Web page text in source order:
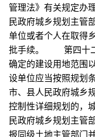
管理法》有关规定办
民政府城乡规划主
单位或者个人在取得
批手续。 第四十二
确定的建设用地范
设单位应当按照规划
市、县人民政府城乡
控制性详细规划的，
民政府城乡规划主管
报同级土地主管部